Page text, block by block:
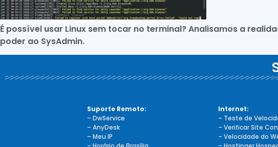
É possível usar Linux sem tocar no terminal? Analisamos a
poder ao SysAdmin.
Suporte Remoto:
–DwService
–AnyDesk
–Meu IP
Internet:
– Teste de
–Verificar Site
– Velocidade do